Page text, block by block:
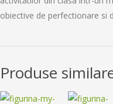
obiective de perfectionare si
Produse